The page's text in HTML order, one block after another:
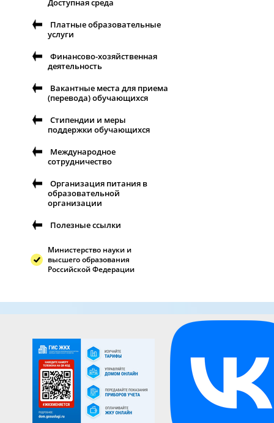
Доступная среда
Платные образовательные
услуги
Финансово-хозяйственная
деятельность
Вакантные места для приема
(перевода) обучающихся
Стипендии и меры
поддержки обучающихся
Международное
сотрудничество
Организация питания в
образовательной
организации
Полезные ссылки
Министерство науки и
высшего образования
Российской Федерации